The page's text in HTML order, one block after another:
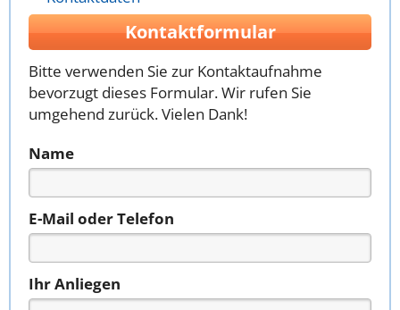
Kontaktformular
Bitte verwenden Sie zur Kontaktaufnahme
bevorzugt dieses Formular. Wir rufen Sie
umgehend zurück. Vielen Dank!
Name
E-Mail oder Telefon
Ihr Anliegen